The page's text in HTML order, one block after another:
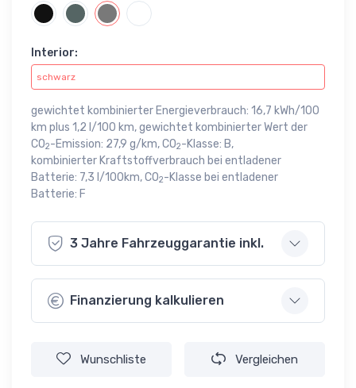
Interior:
schwarz
gewichtet kombinierter Energieverbrauch: 16,7 kWh/100
km plus 1,2 l/100 km, gewichtet kombinierter Wert der
CO2-Emission: 27,9 g/km, CO2-Klasse: B,
kombinierter Kraftstoffverbrauch bei entladener
Batterie: 7,3 l/100km, CO2-Klasse bei entladener
Batterie: F
3 Jahre Fahrzeuggarantie inkl.
Finanzierung kalkulieren
Wunschliste Vergleichen